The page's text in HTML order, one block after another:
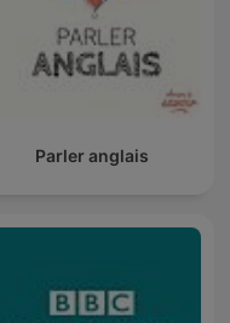
Parler anglais